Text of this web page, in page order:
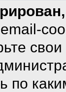
по